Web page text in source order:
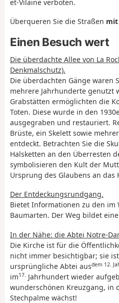
et-Vilaine verboten.
Überqueren Sie die Straßen mit
Einen Besuch wert
Die überdachte Allee von La
Denkmalschutz).
Die überdachten Gänge waren
mehrere Jahrhunderte genutzt
Grabstätten ermöglichten die
Toten. Diese wurde in den
ausgegraben und restauriert.
Brüste, ein Skelett sowie
entdeckt. Betrachten Sie die
Halsketten an den Überresten
symbolisieren den Kult der
Ursprung des Glaubens an das
Der Entdeckungsrundgang.
Bietet Informationen zu den im
Baumarten. Der Weg bildet
In der Nähe: die Abtei Notre-
Die Kirche ist für die
nicht immer besichtigbar; sie
ursprüngliche Abtei ausdem 12.
im17. Jahrhundert wieder
wunderschönen Kreuzgang, in
Stechpalme wächst!